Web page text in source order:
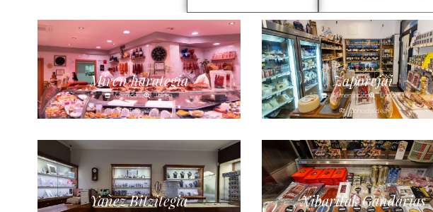
Miren harategia
Carnicería Tolosa
Tolosaldea
Zaporejai
Alimentación Donostia
Donostialdea
Yañez Bitzitegia Xibaritak Gandarias